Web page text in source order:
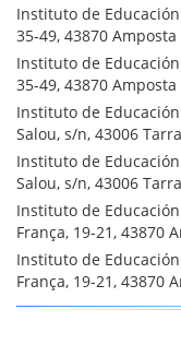
Instituto de
35-49, 43870 Amposta
Instituto de
35-49, 43870 Amposta
Instituto de
Salou, s/n, 43006
Instituto de
Salou, s/n, 43006
Instituto de
França, 19-21, 43870
Instituto de
França, 19-21, 43870